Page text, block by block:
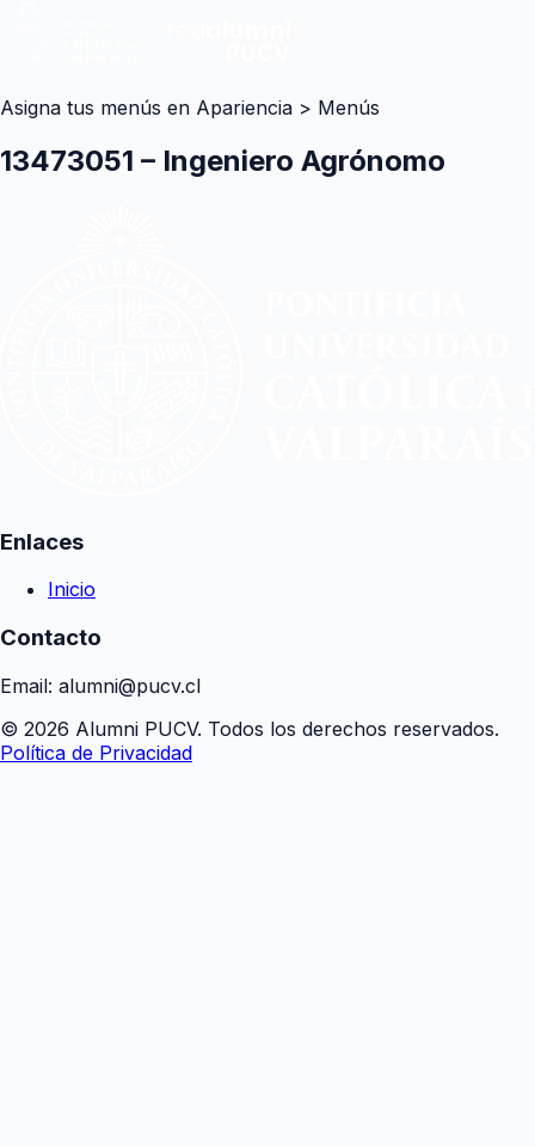
Asigna tus menús en Apariencia > Menús
13473051 – Ingeniero Agrónomo
Enlaces
Inicio
Contacto
Email: alumni@pucv.cl
© 2026 Alumni PUCV. Todos los derechos reservados.
Política de Privacidad